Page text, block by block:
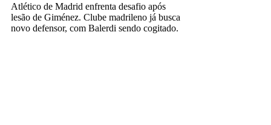
Atlético de Madrid enfrenta desafio após
lesão de Giménez. Clube madrileno já busca
novo defensor, com Balerdi sendo cogitado.